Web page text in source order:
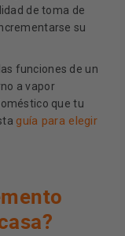
de toma de
su
funciones de un
a vapor
que tu
guía para elegir